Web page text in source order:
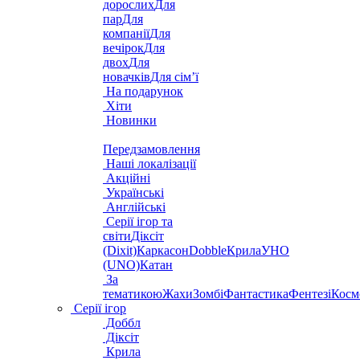
дорослихДля
парДля
компаніїДля
вечірокДля
двохДля
новачківДля сім’ї
На подарунок
Хіти
Новинки
Передзамовлення
Наші локалізації
Акційні
Українські
Англійські
Серії ігор та
світиДіксіт
(Dixit)КаркасонDobbleКрилаУНО
(UNO)Катан
За
тематикоюЖахиЗомбіФантастикаФентезі
Серії ігор
Доббл
Діксіт
Крила